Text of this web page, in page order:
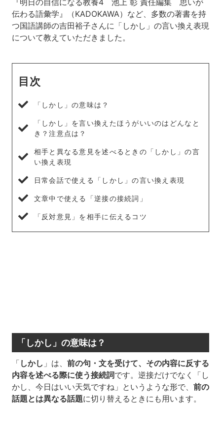
伝わる語彙学』（KADOKAWA）など、多数の著書を持
つ国語講師の吉田裕子さんに「しかし」の言い換え表現
について教えていただきました。
目次
「しかし」の意味は？
「しかし」を言い換えたほうがいいのはどんなと
き？注意点は？
相手と異なる意見を述べるときの「しかし」の言
い換え表現
日常会話で使える「しかし」の言い換え表現
文章中で使える「逆接の接続詞」
「反対意見」を相手に伝えるコツ
「しかし」の意味は？
「 しかし 」は、 前の句・文を受けて、その内容に反する
内容を述べる際に使う接続詞です。逆接だけでなく「し
かし、今日はいい天気ですね」というような形で、 前の
話題とは異なる話題に切り替えるときにも用います。